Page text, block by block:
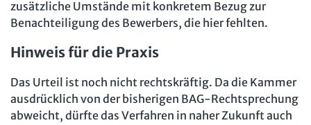
zusätzliche Umstände mit konkretem Bezug zur
Benachteiligung des Bewerbers, die hier fehlten.
Hinweis für die Praxis
Das Urteil ist noch nicht rechtskräftig. Da die Kammer
ausdrücklich von der bisherigen BAG-Rechtsprechung
abweicht, dürfte das Verfahren in naher Zukunft auch